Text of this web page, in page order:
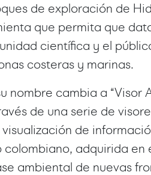
de exploración de
que permita que
científica y el
costeras y marinas.
nombre cambia a “Visor
de una serie de
de
adquirida en
ambiental de nuevas